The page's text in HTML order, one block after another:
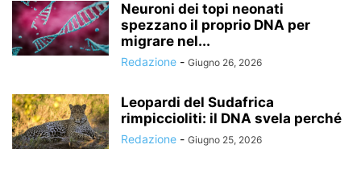
Neuroni dei topi neonati
spezzano il proprio DNA per
migrare nel...
Redazione - Giugno 26, 2026
Leopardi del Sudafrica
rimpiccioliti: il DNA svela perché
Redazione - Giugno 25, 2026